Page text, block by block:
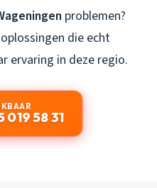
problemen?
die echt
ervaring in deze regio.
019 58 31